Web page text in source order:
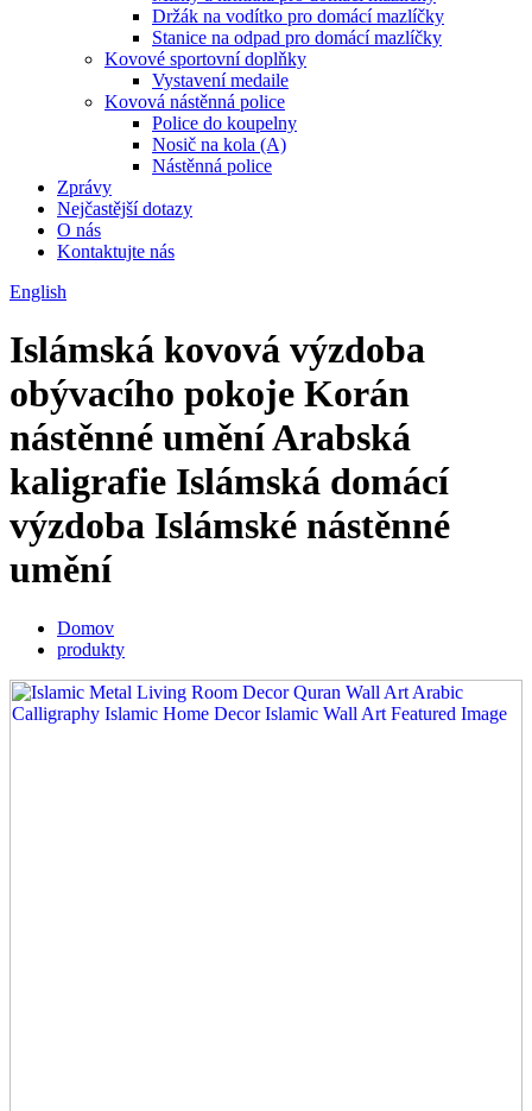
Držák na vodítko pro domácí mazlíčky
Stanice na odpad pro domácí mazlíčky
Kovové sportovní doplňky
Vystavení medaile
Kovová nástěnná police
Police do koupelny
Nosič na kola (A)
Nástěnná police
Zprávy
Nejčastější dotazy
O nás
Kontaktujte nás
English
Islámská kovová výzdoba
obývacího pokoje Korán
nástěnné umění Arabská
kaligrafie Islámská domácí
výzdoba Islámské nástěnné
umění
Domov
produkty